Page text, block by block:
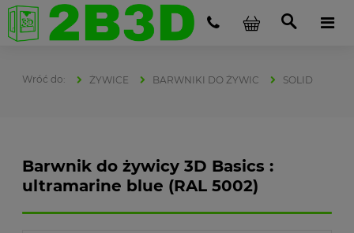
ŻYWICE BARWNIKI DO ŻYWIC SOLID
Barwnik do żywicy 3D Basics :
ultramarine blue (RAL 5002)